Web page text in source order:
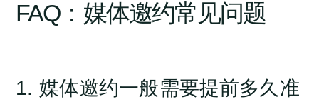
FAQ：媒体邀约常见问题
1. 媒体邀约一般需要提前多久准